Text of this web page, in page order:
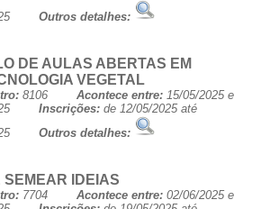
Outros detalhes:
DE AULAS ABERTAS EM
VEGETAL
8106 Acontece entre: 15/05/2025 e
Inscrições: de 12/05/2025 até
Outros detalhes:
SEMEAR IDEIAS
7704 Acontece entre: 02/06/2025 e